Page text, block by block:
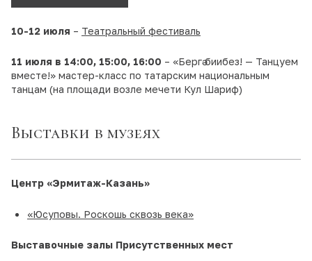
10-12 июля – Театральный фестиваль
11 июля в 14:00, 15:00, 16:00 – «Бергә биибез! — Танцуем
вместе!» мастер-класс по татарским национальным
танцам (на площади возле мечети Кул Шариф)
Выставки в музеях
Центр «Эрмитаж-Казань»
«Юсуповы. Роскошь сквозь века»
Выставочные залы Присутственных мест